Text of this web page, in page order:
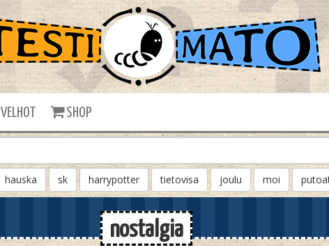
VELHOT SHOP
hauska sk harrypotter tietovisa joulu moi
nostalgia